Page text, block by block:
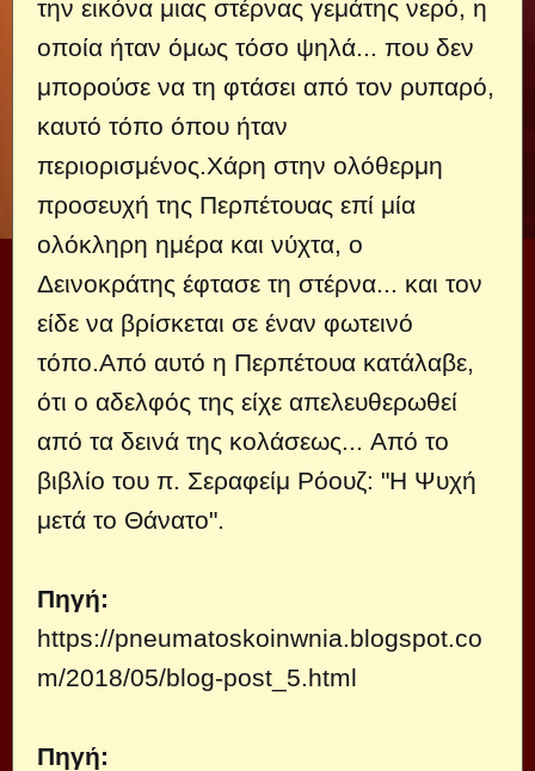
την εικόνα μιας στέρνας γεμάτης νερό, η
οποία ήταν όμως τόσο ψηλά... που δεν
μπορούσε να τη φτάσει από τον ρυπαρό,
καυτό τόπο όπου ήταν
περιορισμένος.Χάρη στην ολόθερμη
προσευχή της Περπέτουας επί μία
ολόκληρη ημέρα και νύχτα, ο
Δεινοκράτης έφτασε τη στέρνα... και τον
είδε να βρίσκεται σε έναν φωτεινό
τόπο.Από αυτό η Περπέτουα κατάλαβε,
ότι ο αδελφός της είχε απελευθερωθεί
από τα δεινά της κολάσεως... Από το
βιβλίο του π. Σεραφείμ Ρόουζ: "H Ψυχή
μετά το Θάνατο".
Πηγή:
https://pneumatoskoinwnia.blogspot.co
m/2018/05/blog-post_5.html
Πηγή: